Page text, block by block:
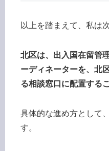
以上を踏まえて、私は
北区は、出入国在留管
ーディネーターを、北
る相談窓口に配置する
具体的な進め方として
す。